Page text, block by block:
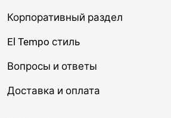
Корпоративный раздел
El Tempo стиль
Вопросы и ответы
Доставка и оплата